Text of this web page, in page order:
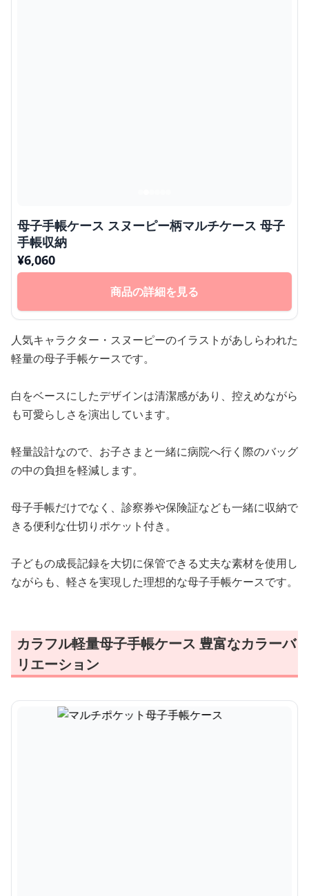
母子手帳ケース スヌーピー柄マルチケース 母子
手帳収納
¥6,060
商品の詳細を見る
人気キャラクター・スヌーピーのイラストがあしらわれた
軽量の母子手帳ケースです。
白をベースにしたデザインは清潔感があり、控えめながら
も可愛らしさを演出しています。
軽量設計なので、お子さまと一緒に病院へ行く際のバッグ
の中の負担を軽減します。
母子手帳だけでなく、診察券や保険証なども一緒に収納で
きる便利な仕切りポケット付き。
子どもの成長記録を大切に保管できる丈夫な素材を使用し
ながらも、軽さを実現した理想的な母子手帳ケースです。
カラフル軽量母子手帳ケース 豊富なカラーバ
リエーション